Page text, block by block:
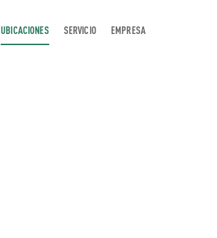
UBICACIONES SERVICIO EMPRESA